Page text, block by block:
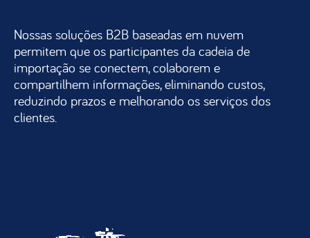
Nossas soluções B2B baseadas em nuvem
permitem que os participantes da cadeia de
importação se conectem, colaborem e
compartilhem informações, eliminando custos,
reduzindo prazos e melhorando os serviços dos
clientes.